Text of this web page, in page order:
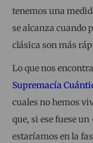
tenemos una
se alcanza cuando
clásica son más
Lo que nos
Supremacía
cuales no hemos
que, si ese fuese un
estaríamos en la